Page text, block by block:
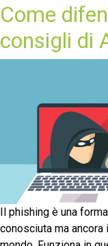
Come
consigli di
Il phishing è una
conosciuta ma